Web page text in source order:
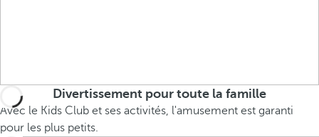
Divertissement pour toute la famille
Avec le Kids Club et ses activités, l'amusement est garanti
pour les plus petits.